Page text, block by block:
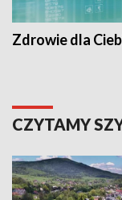
Zdrowie dla
CZYTAMY